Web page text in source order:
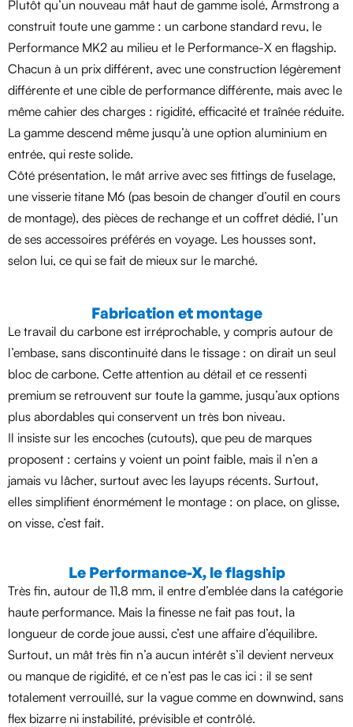
Plutôt qu’un nouveau mât haut de gamme isolé, Armstrong a
construit toute une gamme : un carbone standard revu, le
Performance MK2 au milieu et le Performance-X en flagship.
Chacun à un prix différent, avec une construction légèrement
différente et une cible de performance différente, mais avec le
même cahier des charges : rigidité, efficacité et traînée réduite.
La gamme descend même jusqu’à une option aluminium en
entrée, qui reste solide.
Côté présentation, le mât arrive avec ses fittings de fuselage,
une visserie titane M6 (pas besoin de changer d’outil en cours
de montage), des pièces de rechange et un coffret dédié, l’un
de ses accessoires préférés en voyage. Les housses sont,
selon lui, ce qui se fait de mieux sur le marché.
Fabrication et montage
Le travail du carbone est irréprochable, y compris autour de
l’embase, sans discontinuité dans le tissage : on dirait un seul
bloc de carbone. Cette attention au détail et ce ressenti
premium se retrouvent sur toute la gamme, jusqu’aux options
plus abordables qui conservent un très bon niveau.
Il insiste sur les encoches (cutouts), que peu de marques
proposent : certains y voient un point faible, mais il n’en a
jamais vu lâcher, surtout avec les layups récents. Surtout,
elles simplifient énormément le montage : on place, on glisse,
on visse, c’est fait.
Le Performance-X, le flagship
Très fin, autour de 11,8 mm, il entre d’emblée dans la catégorie
haute performance. Mais la finesse ne fait pas tout, la
longueur de corde joue aussi, c’est une affaire d’équilibre.
Surtout, un mât très fin n’a aucun intérêt s’il devient nerveux
ou manque de rigidité, et ce n’est pas le cas ici : il se sent
totalement verrouillé, sur la vague comme en downwind, sans
flex bizarre ni instabilité, prévisible et contrôlé.